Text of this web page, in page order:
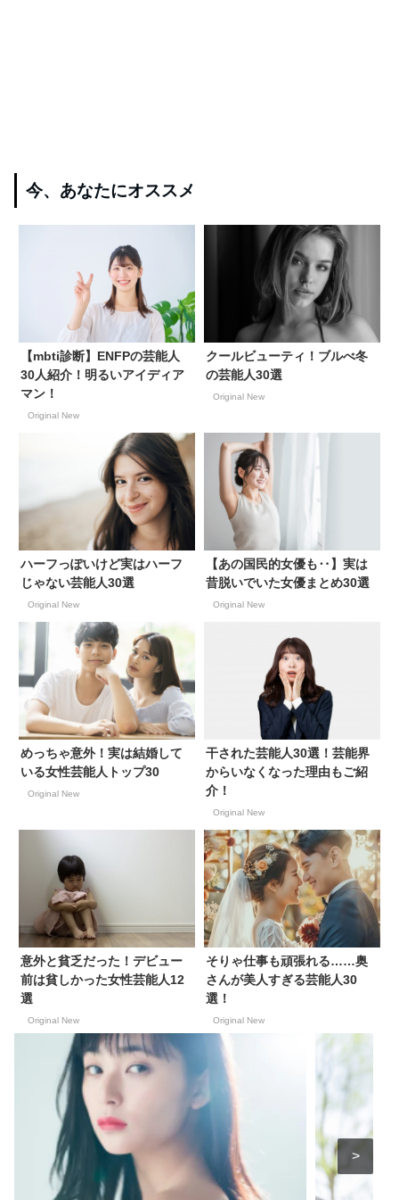
今、あなたにオススメ
【mbti診断】ENFPの芸能人
30人紹介！明るいアイディア
マン！
Original New
クールビューティ！ブルべ冬
の芸能人30選
Original New
ハーフっぽいけど実はハーフ
じゃない芸能人30選
Original New
【あの国民的女優も‥】実は
昔脱いでいた女優まとめ30選
Original New
めっちゃ意外！実は結婚して
いる女性芸能人トップ30
Original New
干された芸能人30選！芸能界
からいなくなった理由もご紹
介！
Original New
意外と貧乏だった！デビュー
前は貧しかった女性芸能人12
選
Original New
そりゃ仕事も頑張れる……奥
さんが美人すぎる芸能人30
選！
Original New